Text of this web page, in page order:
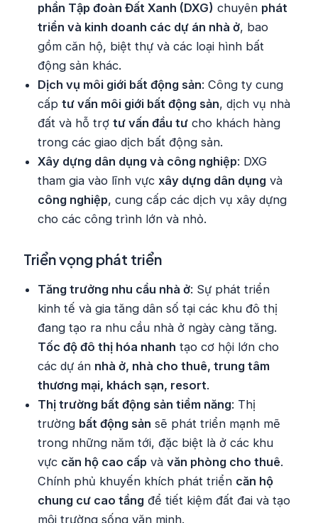
phần Tập đoàn Đất Xanh (DXG) chuyên phát
triển và kinh doanh các dự án nhà ở, bao
gồm căn hộ, biệt thự và các loại hình bất
động sản khác.
Dịch vụ môi giới bất động sản: Công ty cung
cấptư vấn môi giới bất động sản, dịch vụ nhà
đất và hỗ trợtư vấn đầu tư cho khách hàng
trong các giao dịch bất động sản.
Xây dựng dân dụng và công nghiệp: DXG
tham gia vào lĩnh vựcxây dựng dân dụng và
công nghiệp, cung cấp các dịch vụ xây dựng
cho các công trình lớn và nhỏ.
Triển vọng phát triển
Tăng trưởng nhu cầu nhà ở: Sự phát triển
kinh tế và gia tăng dân số tại các khu đô thị
đang tạo ra nhu cầu nhà ở ngày càng tăng.
Tốc độ đô thị hóa nhanh tạo cơ hội lớn cho
các dự án nhà ở, nhà cho thuê, trung tâm
thương mại, khách sạn, resort.
Thị trường bất động sản tiềm năng: Thị
trường bất động sản sẽ phát triển mạnh mẽ
trong những năm tới, đặc biệt là ở các khu
vực căn hộ cao cấp vàvăn phòng cho thuê.
Chính phủ khuyến khích phát triển căn hộ
chung cư cao tầng để tiết kiệm đất đai và tạo
môi trường sống văn minh.